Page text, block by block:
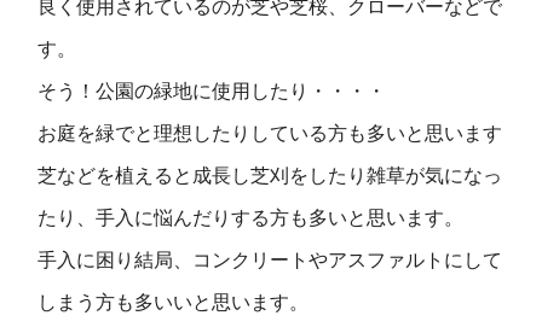
良く使用されているのが芝や芝桜、クローバーなどで
す。
そう！公園の緑地に使用したり・・・・
お庭を緑でと理想したりしている方も多いと思います
芝などを植えると成長し芝刈をしたり雑草が気になっ
たり、手入に悩んだりする方も多いと思います。
手入に困り結局、コンクリートやアスファルトにして
しまう方も多いいと思います。